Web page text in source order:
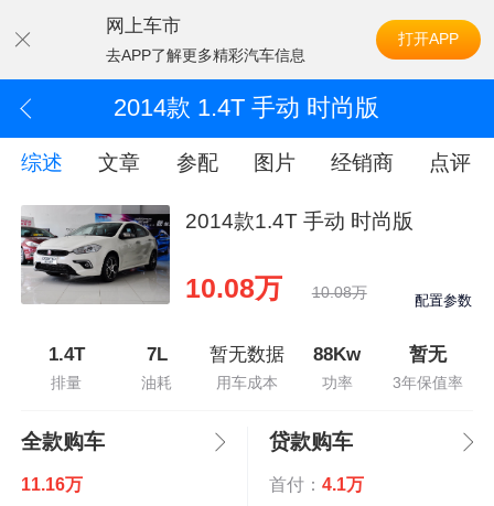
网上车市
去APP了解更多精彩汽车信息
打开APP
2014款 1.4T 手动 时尚版
综述 文章 参配 图片 经销商 点评
2014款1.4T 手动 时尚版
10.08万 10.08万 配置参数
1.4T
排量
7L
油耗
暂无数据
用车成本
88Kw
功率
暂无
3年保值率
全款购车
11.16万
贷款购车
首付： 4.1万